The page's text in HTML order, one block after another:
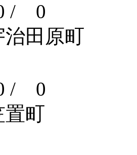
/ 0
田原町
/ 0
置町